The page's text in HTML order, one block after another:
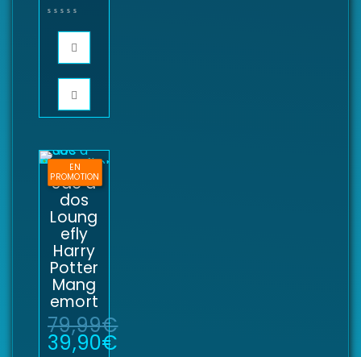
EN
PROMOTION
Sac à
dos
Loung
efly
Harry
Potter
Mang
emort
79,99€
39,90€